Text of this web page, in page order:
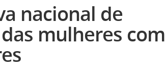
nacional de
mulheres com